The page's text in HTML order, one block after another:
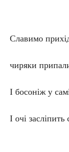
Славимо
чиряки
І босоніж у
І очі